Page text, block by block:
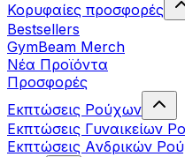
Κορυφαίες προσφορές
Bestsellers
GymBeam Merch
Νέα Προϊόντα
Προσφορές
Εκπτώσεις Ρούχων
Εκπτώσεις Γυναικείων
Εκπτώσεις Aνδρικών